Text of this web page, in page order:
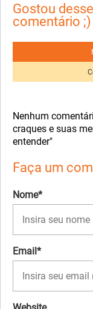
Gostou
comentário ;)
Nenhum
craques e suas
entender"
Faça um
Nome*
Email*